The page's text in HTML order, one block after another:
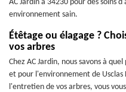
AC Jardin à 34230 pour des soins
environnement sain.
Étêtage ou élagage ?
vos arbres
Chez AC Jardin, nous savons à
et pour l'environnement de
l'entretien de vos arbres, vous